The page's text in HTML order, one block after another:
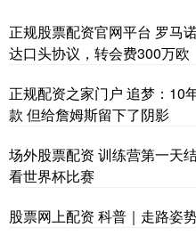
正规股票配资官网平台 罗马
达口头协议，转会费300万欧
正规配资之家门户 追梦：10
款 但给詹姆斯留下了阴影
场外股票配资 训练营第一天
看世界杯比赛
股票网上配资 科普｜走路姿